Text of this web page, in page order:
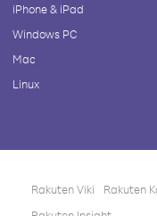
iPhone & iPad
Windows PC
Mac
Linux
Rakuten Viki Rakuten